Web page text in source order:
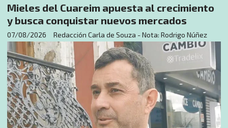
Mieles del Cuareim apuesta al crecimiento
y busca conquistar nuevos mercados
Redacción Carla de Souza - Nota: Rodrigo Núñez
07/08/2026